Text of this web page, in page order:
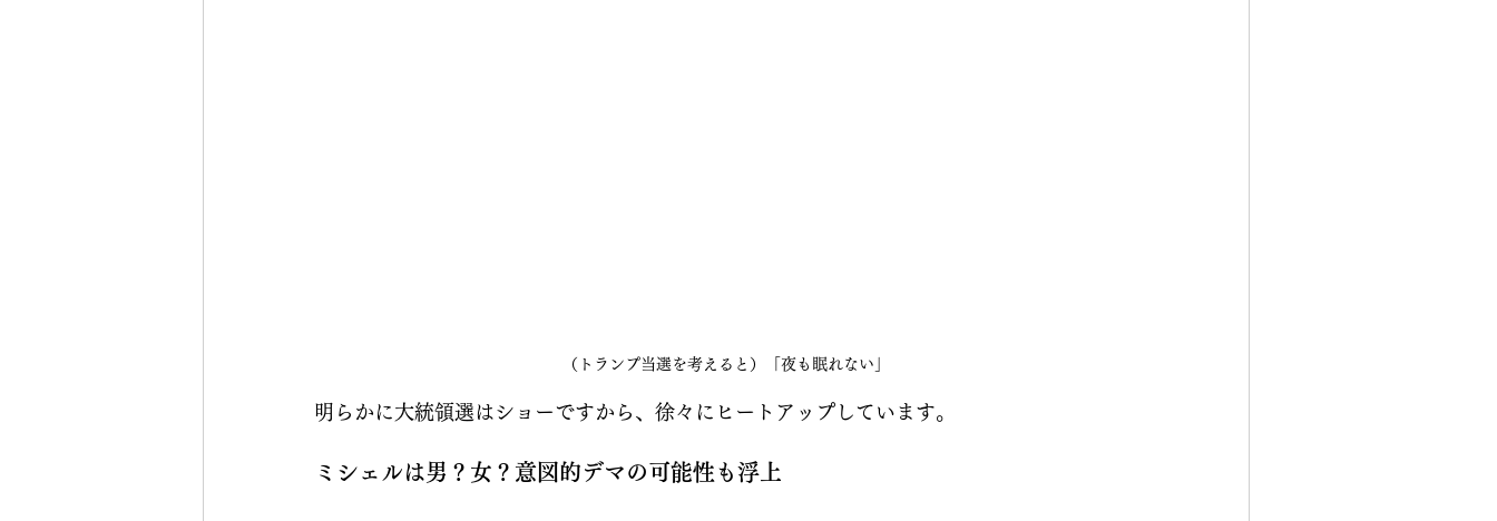
（トランプ当選を考えると）「夜も眠れない」
明らかに大統領選はショーですから、徐々にヒートアップしています。
ミシェルは男？女？意図的デマの可能性も浮上